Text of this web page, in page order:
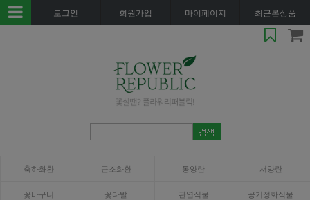
로그인 회원가입 마이페이지 최근본상품
축하화환 근조화환 동양란 서양란
꽃바구니 꽃다발 관엽식물 공기정화식물